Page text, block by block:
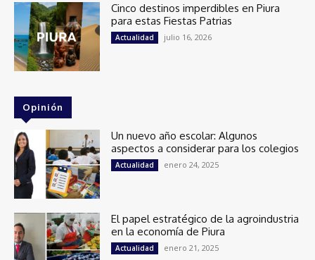
Cinco destinos imperdibles en Piura
para estas Fiestas Patrias
Actualidad julio 16, 2026
Opinión
Un nuevo año escolar: Algunos
aspectos a considerar para los colegios
Actualidad enero 24, 2025
El papel estratégico de la agroindustria
en la economía de Piura
Actualidad enero 21, 2025